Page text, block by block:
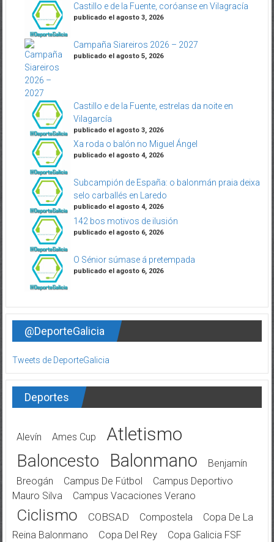
Castillo e de la Fuente, coróanse en Vilagracía
publicado el agosto 3, 2026
Campaña Siareiros 2026 – 2027
publicado el agosto 5, 2026
Castillo e de la Fuente, estrelas da noite en
Vilagarcía
publicado el agosto 3, 2026
Xa roda o balón no Miguel Ángel
publicado el agosto 4, 2026
Subcampión de España: o balonmán praia deixa
selo carballés en Laredo
publicado el agosto 4, 2026
142 bos motivos de ilusión
publicado el agosto 6, 2026
O Sénior súmase á pretempada
publicado el agosto 6, 2026
@DeporteGalicia
Tweets de DeporteGalicia
Deportes
Alevín Ames Cup Atletismo
Baloncesto Balonmano
Benjamín
Breogán
Campus De Fútbol
Campus Deportivo
Mauro Silva
Campus Vacaciones Verano
Ciclismo COBSAD Compostela
Copa De La
Reina Balonmano
Copa Del Rey
Copa Galicia FSF